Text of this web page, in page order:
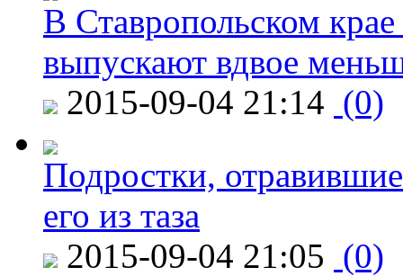
В Ставропольском
выпускают вдвое
2015-09-04 21:14 (0)
Подростки,
его из таза
2015-09-04 21:05 (0)